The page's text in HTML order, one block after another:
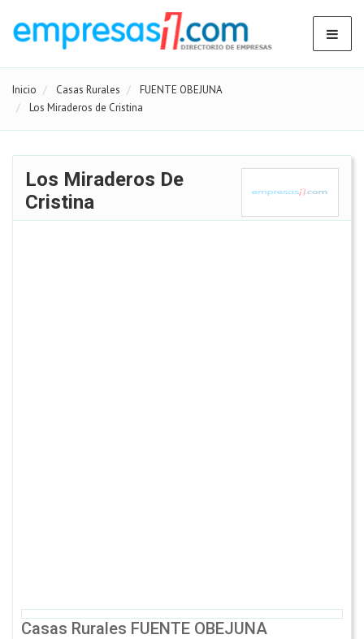
Inicio Casas Rurales
FUENTE OBEJUNA
Los Miraderos de Cristina
Los Miraderos De
Cristina
Casas Rurales FUENTE OBEJUNA